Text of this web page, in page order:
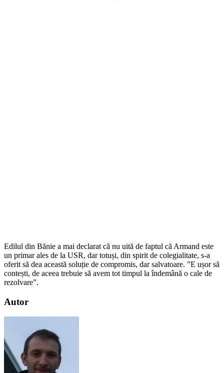
Edilul din Bănie a mai declarat că nu uită de faptul că Armand este
un primar ales de la USR, dar totuși, din spirit de colegialitate, s-a
oferit să dea această soluție de compromis, dar salvatoare. ”E ușor să
contești, de aceea trebuie să avem tot timpul la îndemână o cale de
rezolvare”.
Autor